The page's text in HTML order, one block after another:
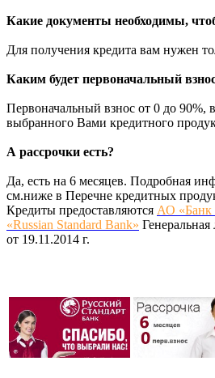
Какие документы необходимы,
Для получения кредита вам нужен
Каким будет первоначальный
Первоначальный взнос от 0 до 90%,
выбранного Вами кредитного
А рассрочки есть?
Да, есть на 6 месяцев. Подробная
см.ниже в Перечне кредитных
Кредиты предоставляются АО «Банк
«Russian Standard Bank»
от 19.11.2014 г.